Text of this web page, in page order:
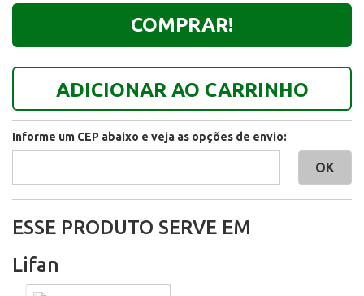
ADICIONAR AO CARRINHO
COMPRAR!
Informe um CEP abaixo e veja as opções de envio:
ESSE PRODUTO SERVE EM
Lifan